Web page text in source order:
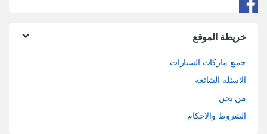
خريطة الموقع
جميع ماركات السيارات
الاسئلة الشائعة
من نحن
الشروط والاحكام